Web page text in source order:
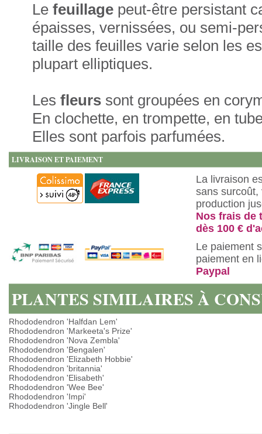
Le feuillage peut-être persistant
épaisses, vernissées, ou semi-
taille des feuilles varie selon les
plupart elliptiques.
Les fleurs sont groupées en
En clochette, en trompette, en
Elles sont parfois parfumées.
LIVRAISON ET PAIEMENT
La livraison
sans surcoût,
production
Nos frais de
dès 100 €
Le paiement
paiement en
Paypal
PLANTES SIMILAIRES À
Rhododendron 'Halfdan Lem'
Rhododendron 'Markeeta's Prize'
Rhododendron 'Nova Zembla'
Rhododendron 'Bengalen'
Rhododendron 'Elizabeth Hobbie'
Rhododendron 'britannia'
Rhododendron 'Elisabeth'
Rhododendron 'Wee Bee'
Rhododendron 'Impi'
Rhododendron 'Jingle Bell'